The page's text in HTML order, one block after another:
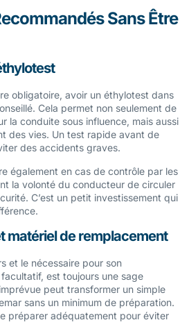
Sans Être
obligatoire, avoir un éthylotest dans
Cela permet non seulement de
la conduite sous influence, mais aussi
des vies. Un test rapide avant de
des accidents graves.
également en cas de contrôle par les
la volonté du conducteur de circuler
C’est un petit investissement qui
matériel de remplacement
et le nécessaire pour son
est toujours une sage
peut transformer un simple
sans un minimum de préparation.
préparer adéquatement pour éviter